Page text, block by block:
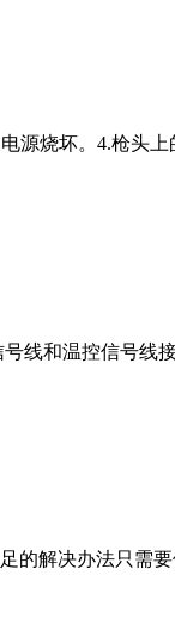
源烧坏。4.枪头
线和温控信号线
的解决办法只需